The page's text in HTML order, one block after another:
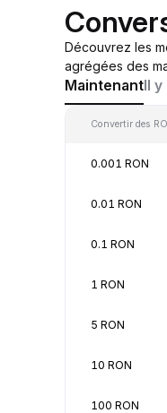
Découvrez les
agrégées des
MaintenantIl
Convertir des
0.001 RON
0.01 RON
0.1 RON
1 RON
5 RON
10 RON
100 RON